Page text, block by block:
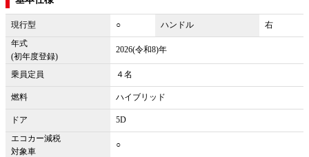
現行型 ○ ハンドル
右
年式
(初年度登録)
2026(令和8)年
乗員定員 ４名
燃料 ハイブリッド
ドア
5D
エコカー減税
対象車
○